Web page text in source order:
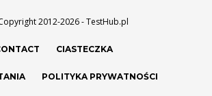
2012-2026 - TestHub.pl
CIASTECZKA
POLITYKA PRYWATNOŚCI